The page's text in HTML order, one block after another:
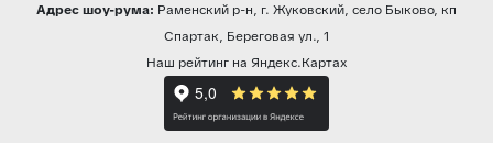
Адрес шоу-рума: Раменский р-н, г. Жуковский, село Быково, кп
Спартак, Береговая ул., 1
Наш рейтинг на Яндекс.Картах